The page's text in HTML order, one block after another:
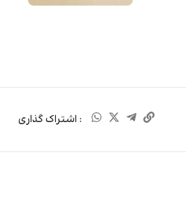
: اشتراک گذاری